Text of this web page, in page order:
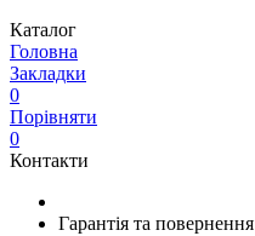
Каталог
Головна
Закладки
0
Порівняти
0
Контакти
Гарантія та повернення